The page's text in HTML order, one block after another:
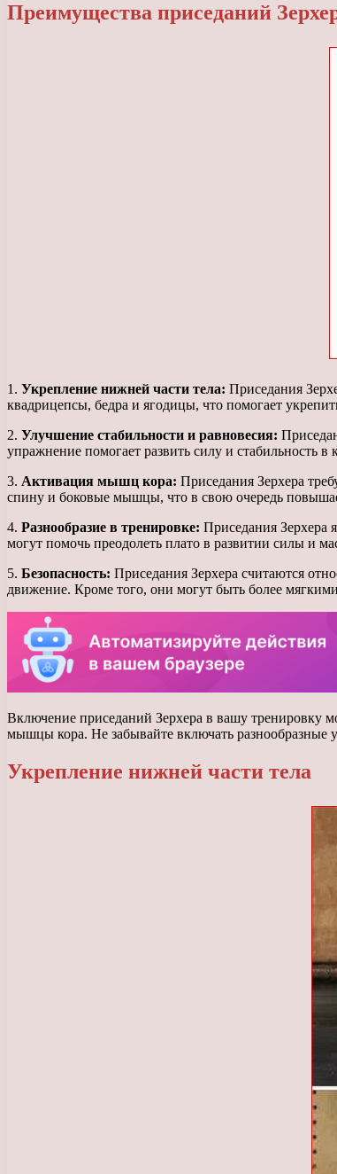
Преимущества приседаний
1. Укрепление нижней части тела: Приседания
квадрицепсы, бедра и ягодицы, что помогает
2. Улучшение стабильности и равновесия:
упражнение помогает развить силу и стабильность
3. Активация мышц кора: Приседания Зерхера
спину и боковые мышцы, что в свою очередь
4. Разнообразие в тренировке: Приседания Зерхера
могут помочь преодолеть плато в развитии силы и
5. Безопасность: Приседания Зерхера считаются
движение. Кроме того, они могут быть более
Включение приседаний Зерхера в вашу тренировку
мышцы кора. Не забывайте включать разнообразные
Укрепление нижней части тела